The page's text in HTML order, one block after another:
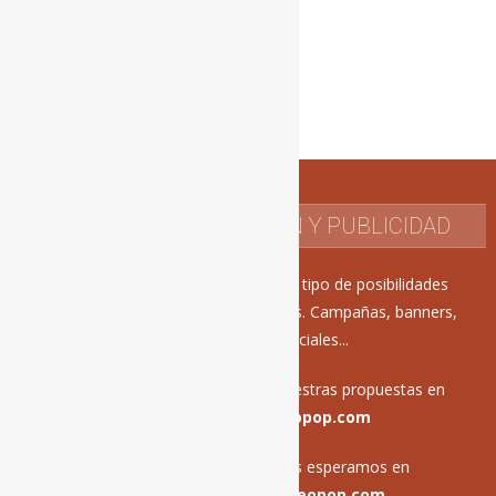
CONTACTO DE REDACCIÓN Y PUBLICIDAD
En Mercadeo Pop ofrecemos todo tipo de posibilidades
publicitarias para vuestros proyectos. Campañas, banners,
acciones en redes sociales...
Estamos encantados de recibir vuestras propuestas en
publicidad@mercadeopop.com
Los contenidos editoriales los esperamos en